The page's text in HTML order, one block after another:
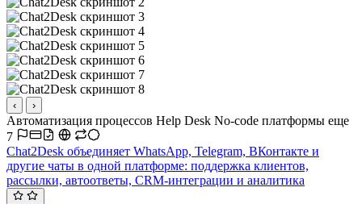
‹ ›
Автоматизация процессов Help Desk No-code платформы еще
7
Chat2Desk объединяет WhatsApp, Telegram, ВКонтакте и
другие чаты в одной платформе: поддержка клиентов,
рассылки, автоответы, CRM-интеграции и аналитика